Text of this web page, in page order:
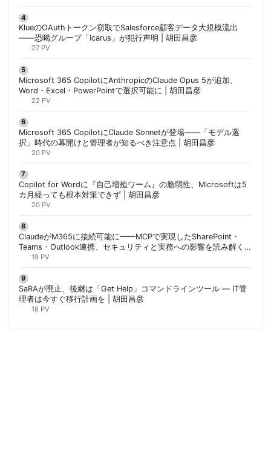
KlueのOAuthトークン窃取でSalesforce顧客データ大規模流出
——恐喝グループ「Icarus」が犯行声明 | 胡田昌彦
27 PV
Microsoft 365 CopilotにAnthropicのClaude Opus 5が追加、
Word・Excel・PowerPointで選択可能に | 胡田昌彦
22 PV
Microsoft 365 CopilotにClaude Sonnetが登場——「モデル選
択」時代の幕開けと管理者が知るべき注意点 | 胡田昌彦
20 PV
Copilot for Wordに『自己増殖ワーム』の脆弱性、Microsoftは5
カ月経っても根本対策できず | 胡田昌彦
20 PV
ClaudeがM365に接続可能に——MCPで実現したSharePoint・
Teams・Outlook連携、セキュリティと実務への影響を読み解く |
胡田昌彦
19 PV
SaRAが廃止、後継は「Get Help」コマンドラインツール — IT管
理者は今すぐ移行計画を | 胡田昌彦
18 PV